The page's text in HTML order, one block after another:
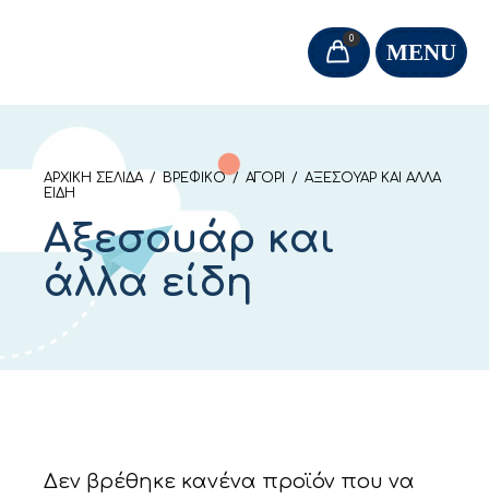
MENU
0
ΑΡΧΙΚΉ ΣΕΛΊΔΑ / ΒΡΕΦΙΚΌ / ΑΓΌΡΙ / ΑΞΕΣΟΥΆΡ ΚΑΙ ΆΛΛΑ
ΕΊΔΗ
Αξεσουάρ και
άλλα είδη
Δεν βρέθηκε κανένα προϊόν που να